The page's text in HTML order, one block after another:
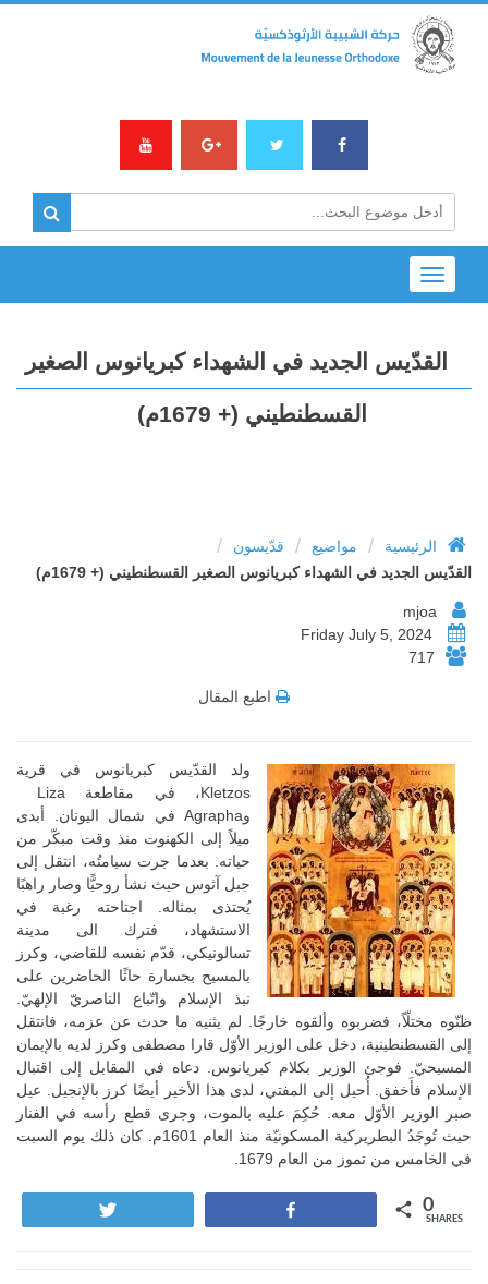
Toggle
navigation
القدّيس الجديد في الشهداء كبريانوس الصغير
القسطنطيني (+ 1679م)
الرئيسية / مواضيع / قدّيسون /
القدّيس الجديد في الشهداء كبريانوس الصغير القسطنطيني (+ 1679م)
717
اطبع المقال
ولد القدّيس كبريانوس في قرية
وAgrapha في شمال اليونان. أبدى
ميلاً إلى الكهنوت منذ وقت مبكّر من
حياته. بعدما جرت سيامتُه، انتقل إلى
جبل آثوس حيث نشأ روحيًّا وصار راهبًا
يُحتذى بمثاله. اجتاحته رغبة في
الاستشهاد، فترك الى مدينة
تسالونيكي، قدّم نفسه للقاضي، وكرز
بالمسيح بجسارة حاثًا الحاضرين على
نبذ الإسلام واتّباع الناصريّ الإلهيّ.
ظنّوه مختلّاً، فضربوه وألقوه خارجًا. لم يثنيه ما حدث عن عزمه، فانتقل
إلى القسطنطينية، دخل على الوزير الأوّل قارا مصطفى وكرز لديه بالإيمان
المسيحيّ. فوجئ الوزير بكلام كبريانوس. دعاه في المقابل إلى اقتبال
الإسلام فأَخفق. أُحيل إلى المفتي، لدى هذا الأخير أيضًا كرز بالإنجيل. عيل
صبر الوزير الأوّل معه. حُكِمَ عليه بالموت، وجرى قطع رأسه في الفنار
حيث تُوجَدُ البطريركية المسكونيّة منذ العام 1601م. كان ذلك يوم السبت
في الخامس من تموز من العام 1679.
0
SHARES